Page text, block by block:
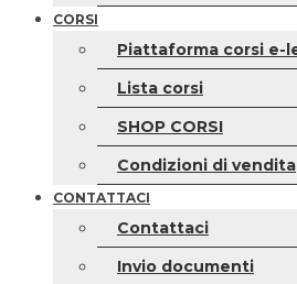
CORSI
Piattaforma corsi e-
Lista corsi
SHOP CORSI
Condizioni di vendita
CONTATTACI
Contattaci
Invio documenti